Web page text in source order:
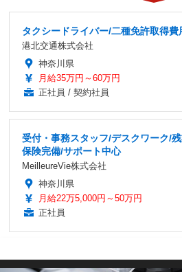
タクシードライバー/二種免許取得費
港北交通株式会社
神奈川県
月給35万円～60万円
正社員 / 契約社員
受付・事務スタッフ/デスクワーク/
保険完備/サポート中心
MeilleureVie株式会社
神奈川県
月給22万5,000円～50万円
正社員